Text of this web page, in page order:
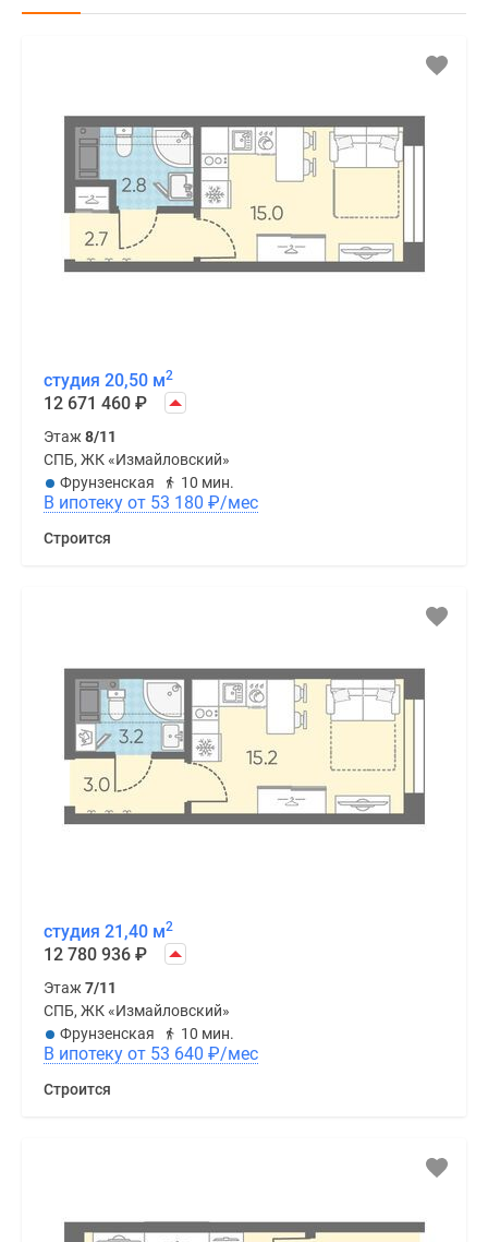
студия 20,50 м2
12 671 460 ₽
Этаж8/11
СПБ, ЖК «Измайловский»
Фрунзенская
10 мин.
В ипотеку от 53 180 ₽/мес
Строится
студия 21,40 м2
12 780 936 ₽
Этаж7/11
СПБ, ЖК «Измайловский»
Фрунзенская
10 мин.
В ипотеку от 53 640 ₽/мес
Строится